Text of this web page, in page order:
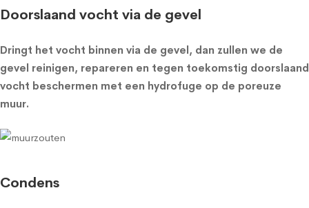
Doorslaand vocht via de gevel
Dringt het vocht binnen via de gevel, dan zullen we de
gevel reinigen, repareren en tegen toekomstig doorslaand
vocht beschermen met een hydrofuge op de poreuze
muur.
Condens